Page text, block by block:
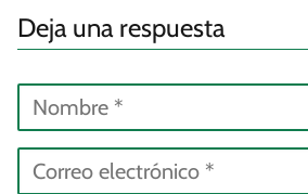
Deja una respuesta